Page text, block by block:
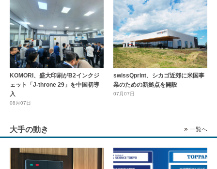
KOMORI、盛大印刷がB2インクジ
ェット「J-throne 29」を中国初導
入
08月07日
swissQprint、シカゴ近郊に⽶国事
業のための新拠点を開設
07月07日
大手の動き 一覧へ